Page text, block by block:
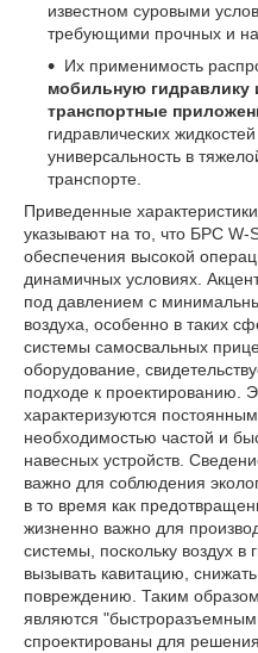
известном суровыми
требующими прочных и
Их применимость
мобильную гидравлику
транспортные
гидравлических жидкостей
универсальность в
транспорте.
Приведенные
указывают на то, что БРС W-
обеспечения высокой
динамичных условиях.
под давлением с
воздуха, особенно в таких
системы самосвальных
оборудование,
подходе к проектированию.
характеризуются
необходимостью частой и
навесных устройств.
важно для соблюдения
в то время как
жизненно важно для
системы, поскольку воздух в
вызывать кавитацию,
повреждению. Таким
являются
спроектированы для